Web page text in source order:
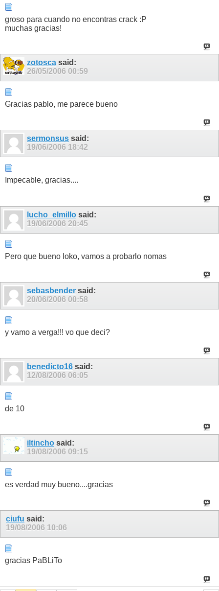
groso para cuando no encontras crack :P
muchas gracias!
zotosca said:
26/05/2006 00:59
Gracias pablo, me parece bueno
sermonsus said:
19/06/2006 18:42
Impecable, gracias....
lucho_elmillo said:
19/06/2006 20:45
Pero que bueno loko, vamos a probarlo nomas
sebasbender said:
20/06/2006 00:58
y vamo a verga!!! vo que deci?
benedicto16 said:
12/08/2006 06:05
de 10
iltincho said:
19/08/2006 09:15
es verdad muy bueno....gracias
ciufu said:
19/08/2006 10:06
gracias PaBLiTo